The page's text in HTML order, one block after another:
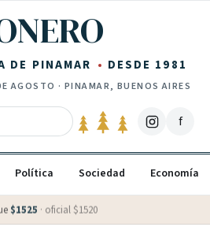
DE PINAMAR DESDE 1981
AGOSTO · PINAMAR, BUENOS AIRES
f
Política Sociedad Economía
$1525 · oficial $1520